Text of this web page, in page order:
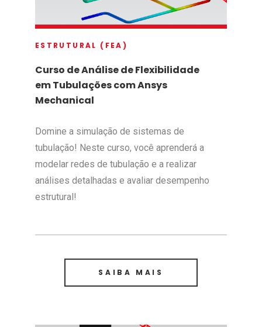
ESTRUTURAL (FEA)
Curso de Análise de Flexibilidade
em Tubulações com Ansys
Mechanical
Domine a simulação de sistemas de
tubulação! Neste curso, você aprenderá a
modelar redes de tubulação e a realizar
análises detalhadas e avaliar desempenho
estrutural!
SAIBA MAIS